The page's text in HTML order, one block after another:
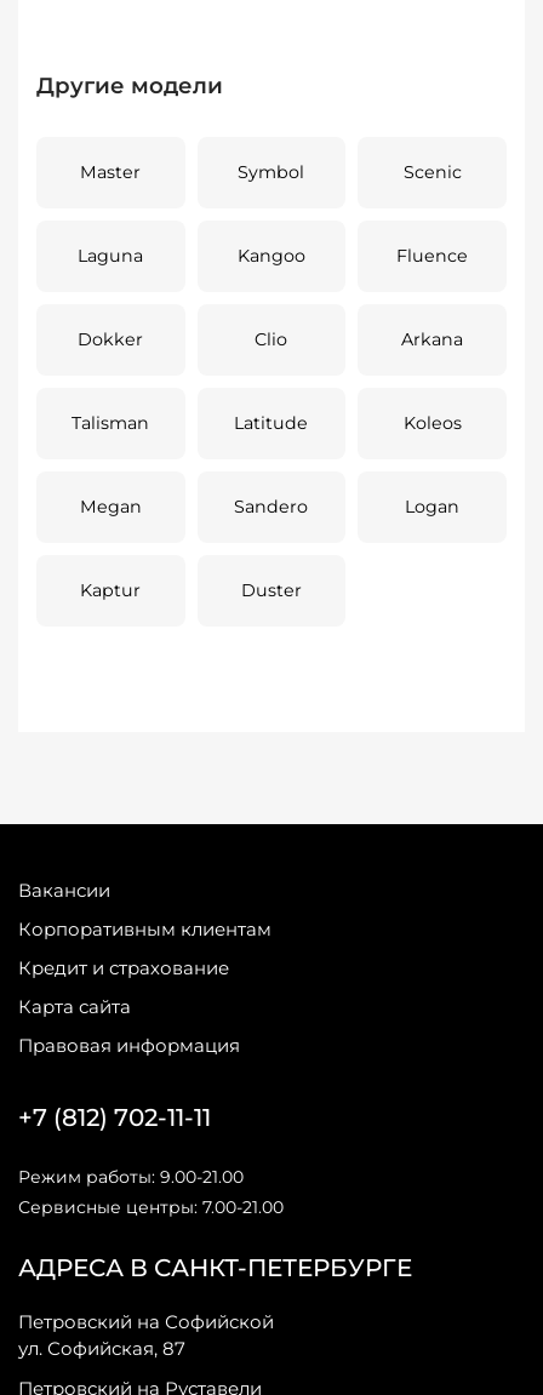
Другие модели
Master Symbol Scenic
Laguna Kangoo Fluence
Dokker Clio Arkana
Talisman Latitude Koleos
Megan Sandero Logan
Kaptur Duster
Вакансии
Корпоративным клиентам
Кредит и страхование
Карта сайта
Правовая информация
АДРЕСА В САНКТ-ПЕТЕРБУРГЕ
Петровский на Софийской
ул. Софийская, 87
Петровский на Руставели
+7 (812) 702-11-11
Режим работы: 9.00-21.00
Сервисные центры: 7.00-21.00